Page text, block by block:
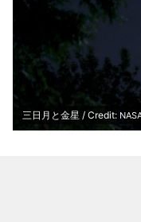
三日月と金星 / Credit: